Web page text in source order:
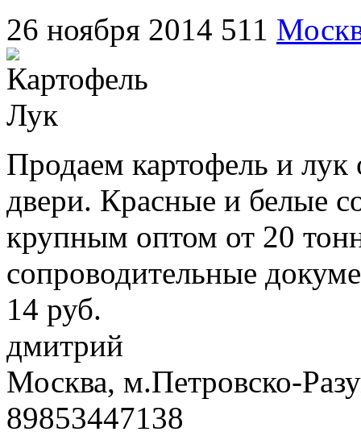
26 ноября 2014 511
Продаем картофель и лук
двери. Красные и белые
крупным оптом от 20
сопроводительные
14 руб.
дмитрий
Москва, м.Петровско-
89853447138